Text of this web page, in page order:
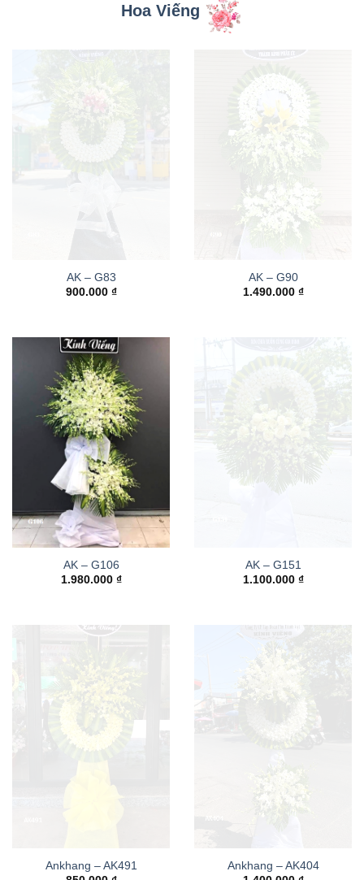
Hoa Viếng
AK – G83
900.000 ₫
AK – G90
1.490.000 ₫
AK – G106
1.980.000 ₫
AK – G151
1.100.000 ₫
Ankhang – AK491
Ankhang – AK404